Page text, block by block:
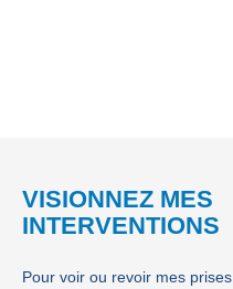
VISIONNEZ MES
INTERVENTIONS
Pour voir ou revoir mes